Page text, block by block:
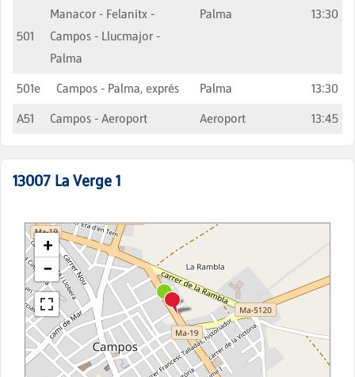
501
Manacor - Felanitx -
Campos - Llucmajor -
Palma
Palma 13:30
501e Campos - Palma, exprés Palma
13:30
A51
Campos - Aeroport Aeroport 13:45
13007 La Verge 1